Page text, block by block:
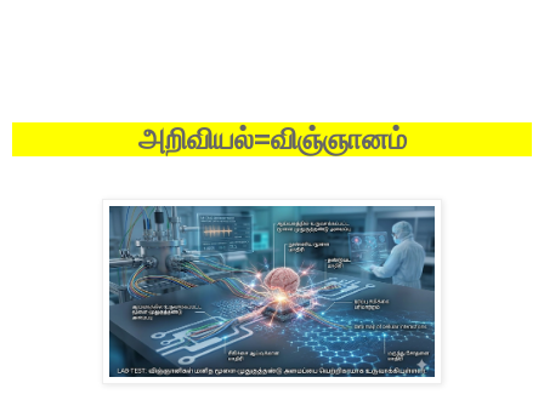
அறிவியல்=விஞ்ஞானம்